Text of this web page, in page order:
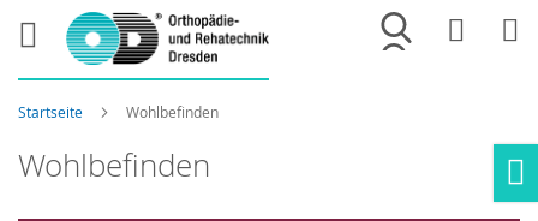
Merkliste
Startseite Wohlbefinden
Wohlbefinden